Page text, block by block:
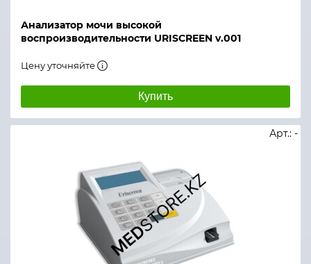
Анализатор мочи высокой
воспроизводительности URISCREEN v.001
Цену уточняйте
Купить
Арт.: -